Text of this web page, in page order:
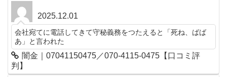
2025.12.01
会社宛てに電話してきて守秘義務をつたえると「死ね、ばば
あ」と言われた
闇金｜07041150475／070-4115-0475【口コミ評
判】